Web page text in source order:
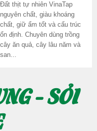
Đất thịt tự nhiên VinaTap
nguyên chất, giàu khoáng
chất, giữ ẩm tốt và cấu trúc
ổn định. Chuyên dùng trồng
cây ăn quả, cây lâu năm và
san...
- SỎI